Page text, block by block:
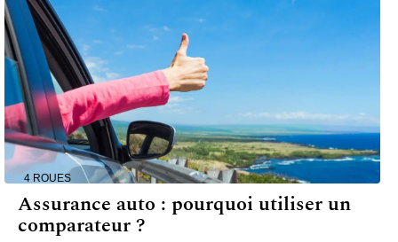
4 ROUES
Assurance auto : pourquoi utiliser un
comparateur ?